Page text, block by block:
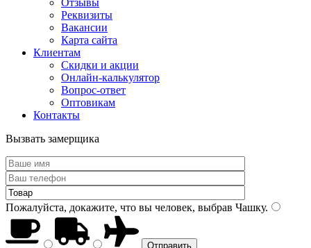
Отзывы
Реквизиты
Вакансии
Карта сайта
Клиентам
Скидки и акции
Онлайн-калькулятор
Вопрос-ответ
Оптовикам
Контакты
Вызвать замерщика
Пожалуйста, докажите, что вы человек, выбрав Чашку.